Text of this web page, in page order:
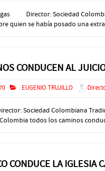
Director: Sociedad
quien se había posado una
CONDUCEN AL
EUGENIO TRUJILLO
Sociedad Colombiana
todos los caminos
CONDUCE LA IGLESIA